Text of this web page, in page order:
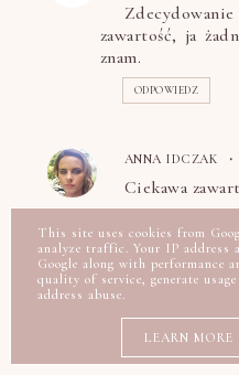
zawartość, ja
znam.
ODPOWIEDZ
ANNA IDCZAK
Ciekawa
CHOCOLADE
Wielorazowe
This site uses cookies from
analyze traffic. Your IP address
Google along with performance
quality of service, generate
address abuse.
LEARN MORE